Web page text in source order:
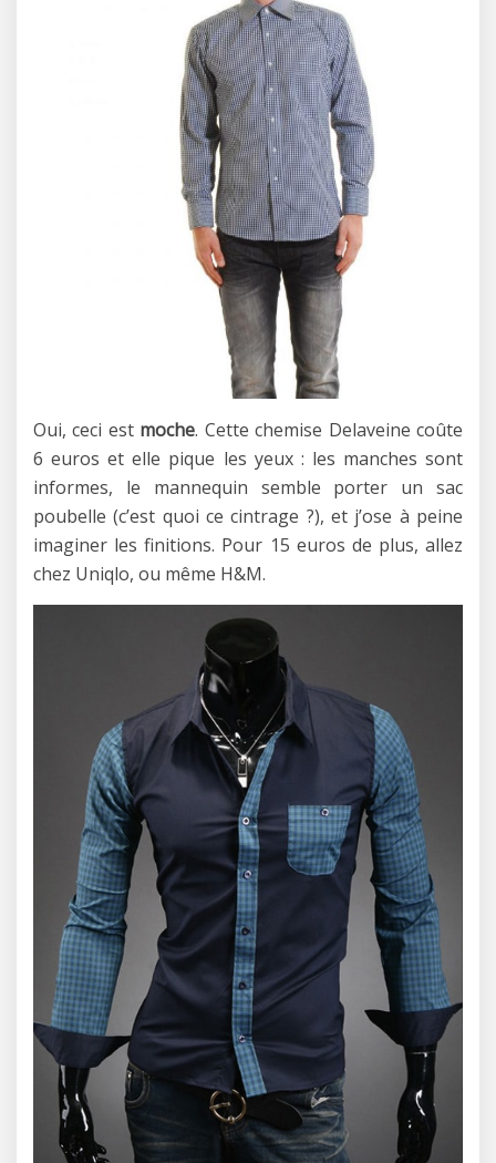
Oui, ceci est moche. Cette chemise Delaveine coûte
6 euros et elle pique les yeux : les manches sont
informes, le mannequin semble porter un sac
poubelle (c’est quoi ce cintrage ?), et j’ose à peine
imaginer les finitions. Pour 15 euros de plus, allez
chez Uniqlo, ou même H&M.